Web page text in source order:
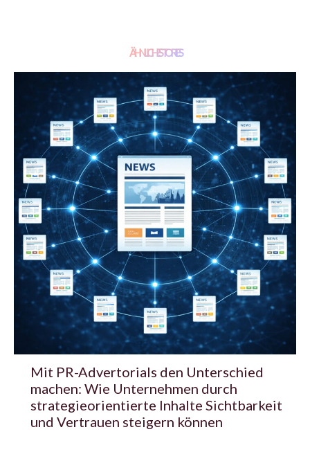
ÄHNLICHE STORIES
Mit PR-Advertorials den Unterschied
machen: Wie Unternehmen durch
strategieorientierte Inhalte Sichtbarkeit
und Vertrauen steigern können